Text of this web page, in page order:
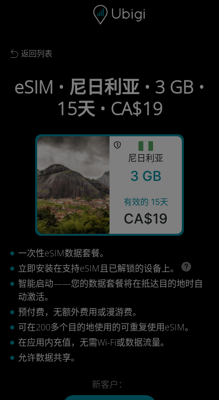
Back to list
返回列表
eSIM • 尼日利亚 • 3 GB •
15天 • CA$19
尼日利亚
3 GB
有效的 15天
CA$19
一次性eSIM数据套餐。
立即安装在支持eSIM且已解锁的设备上。
智能启动——您的数据套餐将在抵达目的地时自
动激活。
预付费，无额外费用或漫游费。
可在200多个目的地使用的可重复使用eSIM。
在应用内充值，无需Wi-Fi或数据流量。
允许数据共享。
新客户：